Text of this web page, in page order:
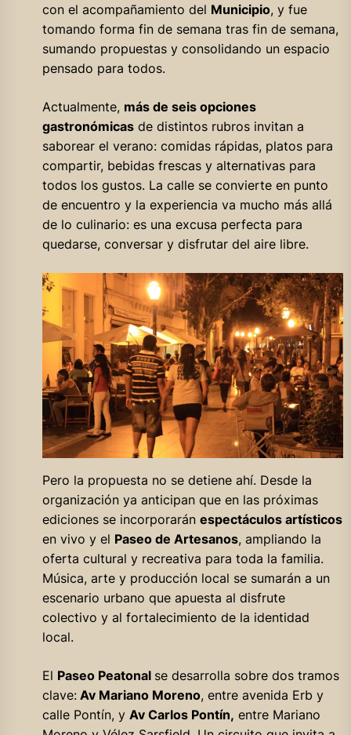
con el acompañamiento del Municipio, y fue
tomando forma fin de semana tras fin de semana,
sumando propuestas y consolidando un espacio
pensado para todos.
Actualmente, más de seis opciones
gastronómicasde distintos rubros invitan a
saborear el verano: comidas rápidas, platos para
compartir, bebidas frescas y alternativas para
todos los gustos. La calle se convierte en punto
de encuentro y la experiencia va mucho más allá
de lo culinario: es una excusa perfecta para
quedarse, conversar y disfrutar del aire libre.
Pero la propuesta no se detiene ahí. Desde la
organización ya anticipan que en las próximas
ediciones se incorporarán espectáculos artísticos
en vivo y el Paseo de Artesanos, ampliando la
oferta cultural y recreativa para toda la familia.
Música, arte y producción local se sumarán a un
escenario urbano que apuesta al disfrute
colectivo y al fortalecimiento de la identidad
local.
El Paseo Peatonal se desarrolla sobre dos tramos
clave:Av Mariano Moreno, entre avenida Erb y
calle Pontín, y Av Carlos Pontín, entre Mariano